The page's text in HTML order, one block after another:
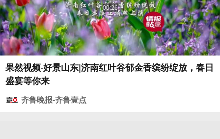
00:26
果然视频·好景山东|济南红叶谷郁金香缤纷绽放，春日
盛宴等你来
齐鲁晚报-齐鲁壹点